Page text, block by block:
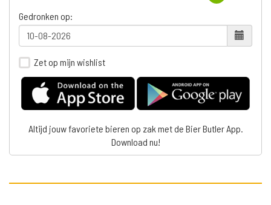
Gedronken op:
Zet op mijn wishlist
Altijd jouw favoriete bieren op zak met de Bier Butler App.
Download nu!